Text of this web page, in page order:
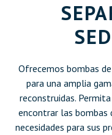
Ofrecemos bombas
para una amplia
reconstruidas.
encontrar las bombas
necesidades para sus